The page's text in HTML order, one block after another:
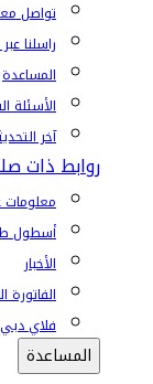
تواصل
راسلنا
المساعدة
الأسئلة
آخر
روابط ذات
أسطول
الأخبار
الفاتورة
فلاي
المساعدة